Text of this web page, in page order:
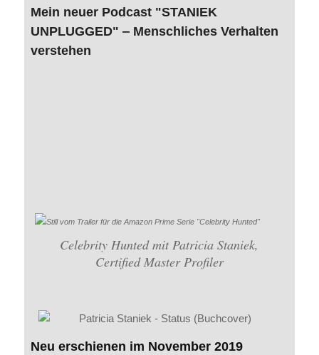
Mein neuer Podcast "STANIEK
UNPLUGGED" ‒ Menschliches Verhalten
verstehen
Celebrity Hunted mit Patricia Staniek,
Certified Master Profiler
Neu erschienen im November 2019